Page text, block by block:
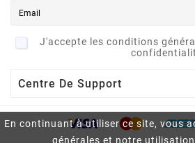
En continuant à utiliser ce site, vous
générales et notre
J'accepte les conditions
Centre De Support